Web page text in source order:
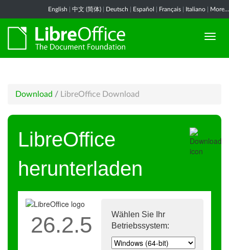
English 中文 (简体) Deutsch Español Français Italiano More...
Download / LibreOffice Download
LibreOffice
herunterladen
Wählen Sie Ihr
Betriebssystem:
26.2.5